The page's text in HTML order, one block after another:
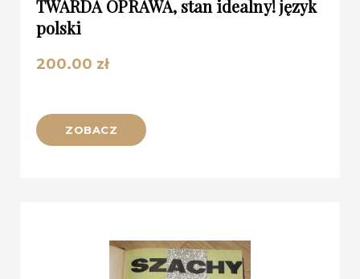
TWARDA OPRAWA, stan idealny! język
polski
200.00 zł
ZOBACZ